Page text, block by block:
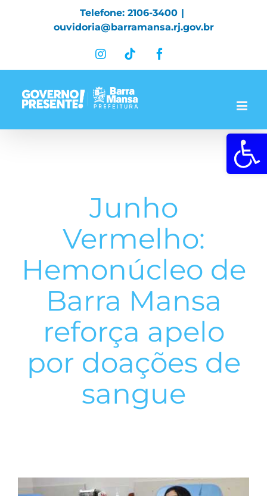
Abrir a
Telefone: 2106-3400 |
ouvidoria@barramansa.rj.gov.br
InstagramTiktok
Junho
Vermelho:
Hemonúcleo de
Barra Mansa
reforça apelo
por doações de
sangue
View